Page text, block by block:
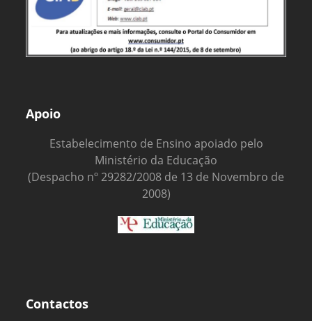
Apoio
Estabelecimento de Ensino apoiado pelo
Ministério da Educação
(Despacho nº 29282/2008 de 13 de Novembro de
2008)
Contactos